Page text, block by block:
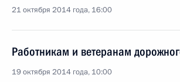
21 октября 2014 года, 16:00
Работникам и ветеранам
19 октября 2014 года, 10:00